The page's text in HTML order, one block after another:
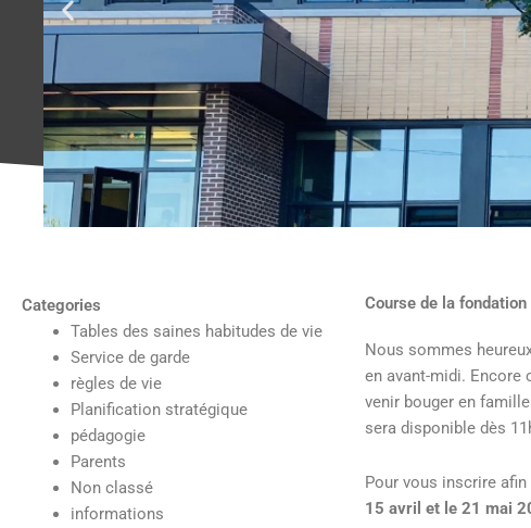
Categories
Tables des saines habitudes de vie
Service de garde
règles de vie
Planification stratégique
pédagogie
Parents
Non classé
informations
Course de la fondation
Nous sommes
en avant-midi. Encore
venir bouger en
sera disponible dès
Pour vous inscrire
15 avril et le 21 mai